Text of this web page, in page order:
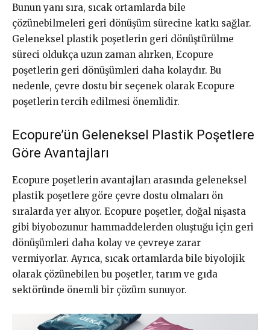
Bunun yanı sıra, sıcak ortamlarda bile
çözünebilmeleri geri dönüşüm sürecine katkı sağlar.
Geleneksel plastik poşetlerin geri dönüştürülme
süreci oldukça uzun zaman alırken, Ecopure
poşetlerin geri dönüşümleri daha kolaydır. Bu
nedenle, çevre dostu bir seçenek olarak Ecopure
poşetlerin tercih edilmesi önemlidir.
Ecopure’ün Geleneksel Plastik Poşetlere
Göre Avantajları
Ecopure poşetlerin avantajları arasında geleneksel
plastik poşetlere göre çevre dostu olmaları ön
sıralarda yer alıyor. Ecopure poşetler, doğal nişasta
gibi biyobozunur hammaddelerden oluştuğu için geri
dönüşümleri daha kolay ve çevreye zarar
vermiyorlar. Ayrıca, sıcak ortamlarda bile biyolojik
olarak çözünebilen bu poşetler, tarım ve gıda
sektöründe önemli bir çözüm sunuyor.